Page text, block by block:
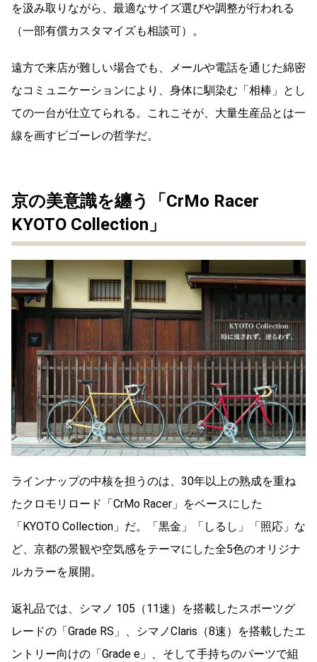
を汲み取りながら、最適なサイズ選びや調整が行われる
（一部有償カスタマイズも相談可）。
遠方で来店が難しい場合でも、メールや電話を通じた綿密
なコミュニケーションにより、身体に馴染む「相棒」とし
ての一台が仕立てられる。これこそが、大量生産品とは一
線を画すビゴーレの哲学だ。
京の美意識を纏う「CrMo Racer
KYOTO Collection」
ラインナップの中核を担うのは、30年以上の熟成を重ね
たクロモリロード「CrMo Racer」をベースにした
「KYOTO Collection」だ。「黒金」「しるし」「照応」な
ど、京都の景観や空気感をテーマにした全5色のオリジナ
ルカラーを展開。
返礼品では、シマノ 105（11速）を搭載したスポーツグ
レードの「Grade RS」、シマノClaris（8速）を搭載したエ
ントリー向けの「Grade e」、そして手持ちのパーツで組